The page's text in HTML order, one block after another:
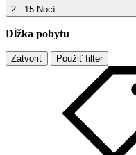
2 - 15 Nocí
Dĺžka pobytu
Zatvoriť Použiť filter